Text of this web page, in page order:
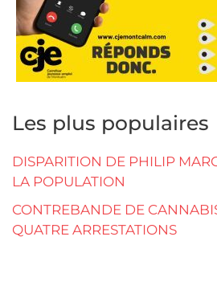
Les plus populaires
DISPARITION DE PHILIP
LA POPULATION
CONTREBANDE DE
QUATRE ARRESTATIONS